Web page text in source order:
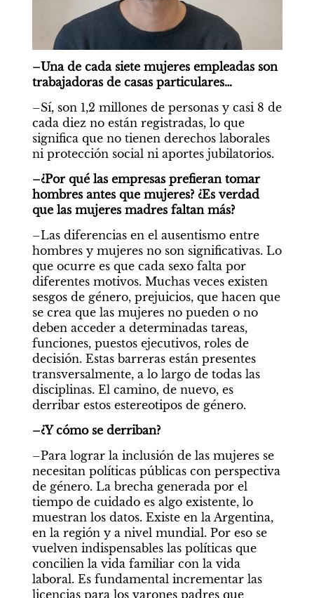
–Una de cada siete mujeres empleadas son
trabajadoras de casas particulares…
–Sí, son 1,2 millones de personas y casi 8 de
cada diez no están registradas, lo que
significa que no tienen derechos laborales
ni protección social ni aportes jubilatorios.
–¿Por qué las empresas prefieran tomar
hombres antes que mujeres? ¿Es verdad
que las mujeres madres faltan más?
–Las diferencias en el ausentismo entre
hombres y mujeres no son significativas. Lo
que ocurre es que cada sexo falta por
diferentes motivos. Muchas veces existen
sesgos de género, prejuicios, que hacen que
se crea que las mujeres no pueden o no
deben acceder a determinadas tareas,
funciones, puestos ejecutivos, roles de
decisión. Estas barreras están presentes
transversalmente, a lo largo de todas las
disciplinas. El camino, de nuevo, es
derribar estos estereotipos de género.
–¿Y cómo se derriban?
–Para lograr la inclusión de las mujeres se
necesitan políticas públicas con perspectiva
de género. La brecha generada por el
tiempo de cuidado es algo existente, lo
muestran los datos. Existe en la Argentina,
en la región y a nivel mundial. Por eso se
vuelven indispensables las políticas que
concilien la vida familiar con la vida
laboral. Es fundamental incrementar las
licencias para los varones padres que